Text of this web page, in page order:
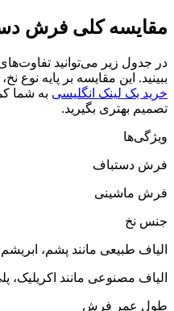
مقایسه کلی فرش
در جدول زیر می‌توانید
ببینید. این مقایسه بر پایه نوع
خرید بک لینک انگلیسی به شما
تصمیم بهتری بگیرید.
ویژگی‌ها
فرش دستباف
فرش ماشینی
جنس نخ
الیاف طبیعی مانند پشم، ابریشم
الیاف مصنوعی مانند اکریلیک،
طول عمر فرش